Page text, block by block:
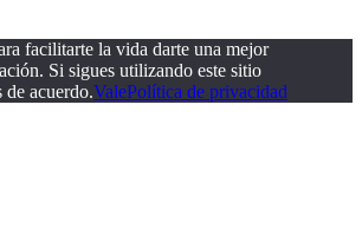
facilitarte la vida darte una mejor
Si sigues utilizando este sitio
de acuerdo.ValePolítica de privacidad